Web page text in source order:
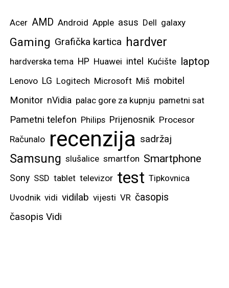
Acer AMD Android Apple asus Dell galaxy
Gaming Grafička kartica hardver
hardverska tema HP Huawei intel Kućište laptop
Lenovo LG Logitech Microsoft Miš mobitel
Monitor nVidia palac gore za kupnju pametni sat
Pametni telefon Philips Prijenosnik Procesor
Računalo recenzija sadržaj
Samsung slušalice smartfon Smartphone
Sony SSD tablet televizor test Tipkovnica
Uvodnik vidi vidilab vijesti VR časopis
časopis Vidi